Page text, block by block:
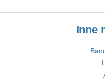
Inne